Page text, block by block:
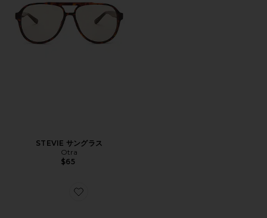
STEVIE サングラス
Otra
$65
Favorite JANE サングラス